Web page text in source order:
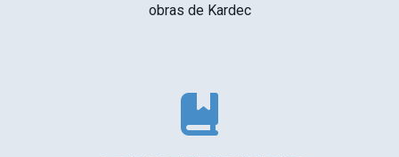
obras de Kardec